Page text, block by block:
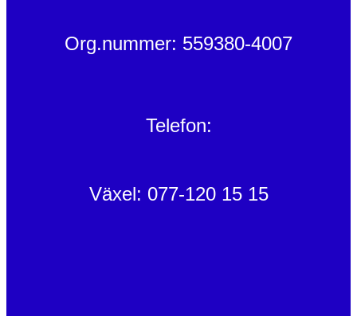
Org.nummer: 559380-4007
Telefon:
Växel: 077-120 15 15